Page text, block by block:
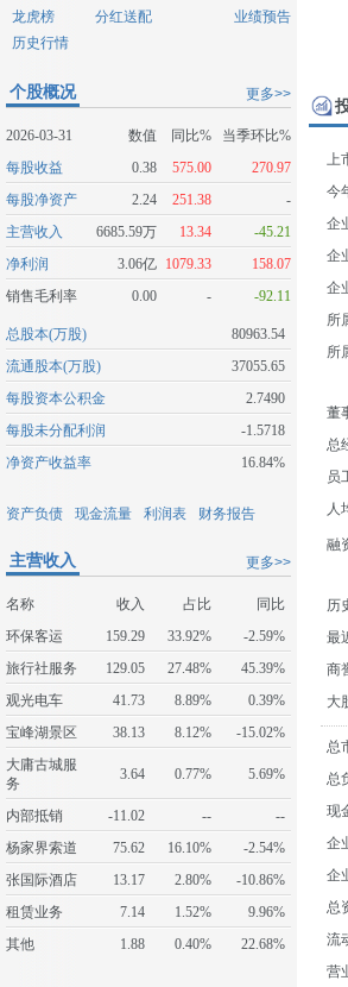
龙虎榜
分红送配
业绩预告
历史行情
更多>>
个股概况
2026-03-31 数值 同比%
当季环比%
每股收益
0.38 575.00
270.97
每股净资产
2.24 251.38
-
主营收入
6685.59万 13.34
-45.21
净利润
3.06亿 1079.33
158.07
销售毛利率
0.00 - -92.11
总股本(万股)
80963.54
流通股本(万股)
37055.65
每股资本公积金
2.7490
每股未分配利润
-1.5718
净资产收益率
16.84%
资产负债 现金流量 利润表 财务报告
更多>>
主营收入
名称 收入 占比
同比
环保客运
159.29 33.92%
-2.59%
旅行社服务
129.05 27.48%
45.39%
观光电车
41.73 8.89%
0.39%
宝峰湖景区
38.13 8.12%
-15.02%
大庸古城服
务
3.64 0.77% 5.69%
内部抵销 -11.02 --
--
杨家界索道
75.62 16.10%
-2.54%
张国际酒店
13.17 2.80%
-10.86%
租赁业务
7.14 1.52%
9.96%
其他
1.88 0.40% 22.68%
上
今
企
企
企
所
所
董
总
员
人
融
历
最
商
大
总
总
现
企
企
总
流
营